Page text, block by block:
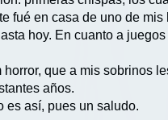
fué en casa de uno de
hoy. En cuanto a
que a mis sobrinos
años.
es así, pues un saludo.